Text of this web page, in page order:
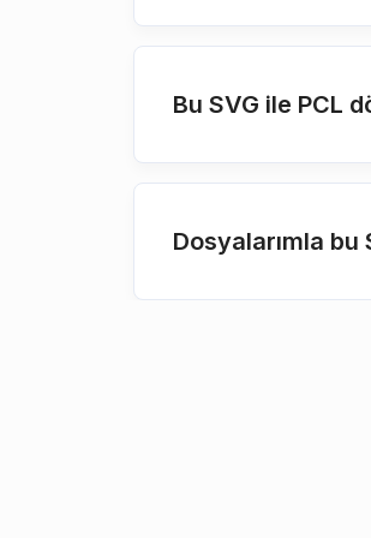
Bu SVG ile PCL
Dosyalarımla